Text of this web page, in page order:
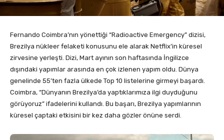
Fernando Coimbra’nın yönettiği “Radioactive Emergency” dizisi,
Brezilya nükleer felaketi konusunu ele alarak Netflix’in küresel
zirvesine yerleşti. Dizi, Mart ayının son haftasında İngilizce
dışındaki yapımlar arasında en çok izlenen yapım oldu. Dünya
genelinde 55’ten fazla ülkede Top 10 listelerine girmeyi başardı.
Coimbra, “Dünyanın Brezilya’da yaptıklarımıza ilgi duyduğunu
görüyoruz” ifadelerini kullandı. Bu başarı, Brezilya yapımlarının
küresel çaptaki etkisini bir kez daha gözler önüne serdi.